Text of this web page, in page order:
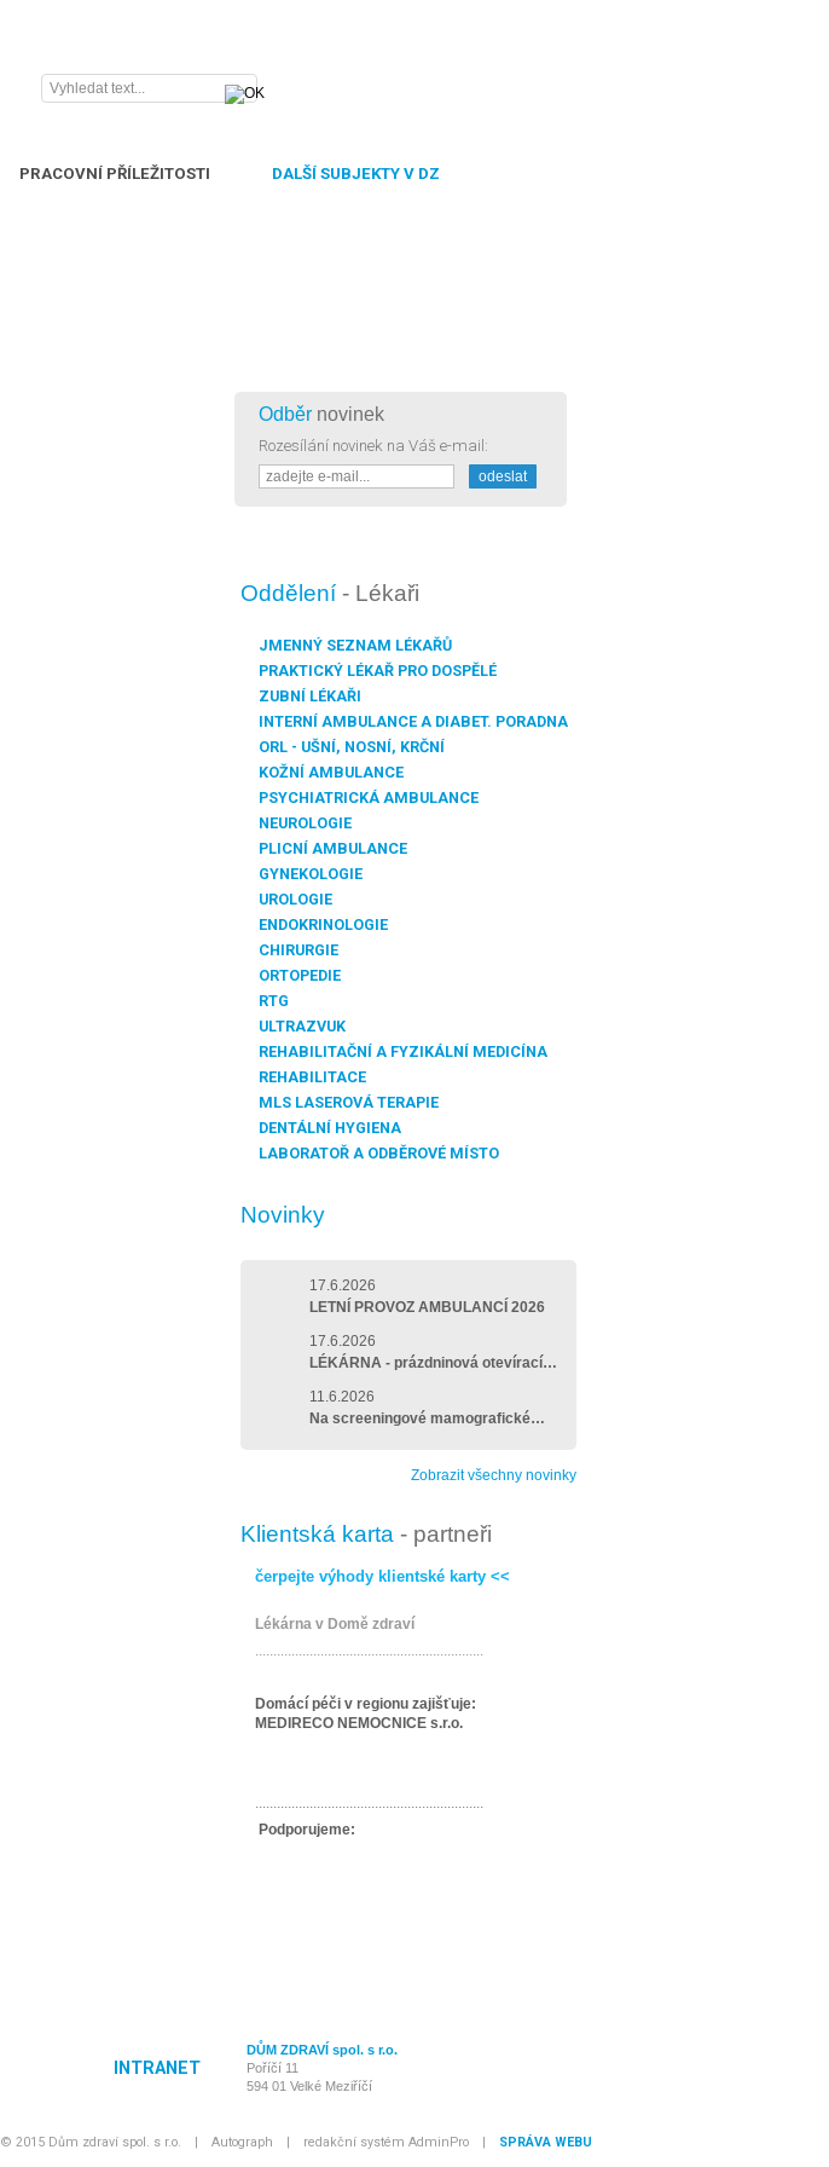
PRACOVNÍ PŘÍLEŽITOSTI
DALŠÍ SUBJEKTY V DZ
Odběr novinek
Rozesílání novinek na Váš e-mail:
Oddělení - Lékaři
JMENNÝ SEZNAM LÉKAŘŮ
PRAKTICKÝ LÉKAŘ PRO DOSPĚLÉ
ZUBNÍ LÉKAŘI
INTERNÍ AMBULANCE A DIABET. PORADNA
ORL - UŠNÍ, NOSNÍ, KRČNÍ
KOŽNÍ AMBULANCE
PSYCHIATRICKÁ AMBULANCE
NEUROLOGIE
PLICNÍ AMBULANCE
GYNEKOLOGIE
UROLOGIE
ENDOKRINOLOGIE
CHIRURGIE
ORTOPEDIE
RTG
ULTRAZVUK
REHABILITAČNÍ A FYZIKÁLNÍ MEDICÍNA
REHABILITACE
MLS LASEROVÁ TERAPIE
DENTÁLNÍ HYGIENA
LABORATOŘ A ODBĚROVÉ MÍSTO
Novinky
17.6.2026
LETNÍ PROVOZ AMBULANCÍ 2026
17.6.2026
LÉKÁRNA - prázdninová otevírací…
11.6.2026
Na screeningové mamografické…
Zobrazit všechny novinky
Klientská karta - partneři
čerpejte výhody klientské karty <<
Lékárna v Domě zdraví
Domácí péči v regionu zajišťuje:
MEDIRECO NEMOCNICE s.r.o.
Podporujeme:
DŮM ZDRAVÍ spol. s r.o.
Poříčí 11
594 01 Velké Meziříčí
INTRANET
© 2015 Dům zdraví spol. s r.o. | Autograph | redakční systém AdminPro | SPRÁVA WEBU